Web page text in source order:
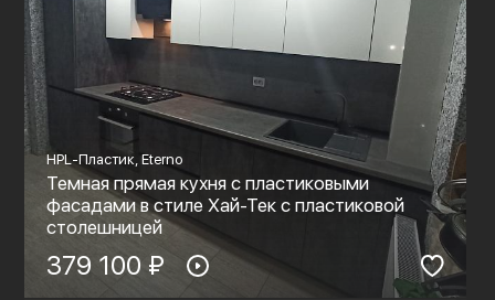
HPL-Пластик, Eterno
Темная прямая кухня с пластиковыми
фасадами в стиле Хай-Тек с пластиковой
столешницей
379 100 ₽